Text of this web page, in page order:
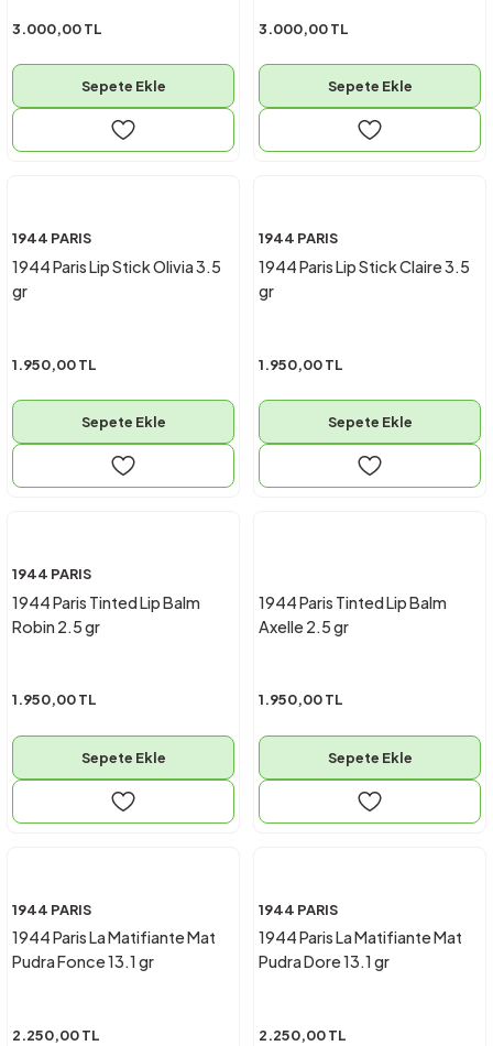
3.000,00 TL
Sepete Ekle
3.000,00 TL
Sepete Ekle
1944 PARIS
1944 Paris Lip Stick Olivia 3.5
gr
1.950,00 TL
Sepete Ekle
1944 PARIS
1944 Paris Lip Stick Claire 3.5
gr
1.950,00 TL
Sepete Ekle
1944 PARIS
1944 Paris Tinted Lip Balm
Robin 2.5 gr
1.950,00 TL
Sepete Ekle
1944 Paris Tinted Lip Balm
Axelle 2.5 gr
1.950,00 TL
Sepete Ekle
1944 PARIS
1944 Paris La Matifiante Mat
Pudra Fonce 13.1 gr
2.250,00 TL
1944 PARIS
1944 Paris La Matifiante Mat
Pudra Dore 13.1 gr
2.250,00 TL